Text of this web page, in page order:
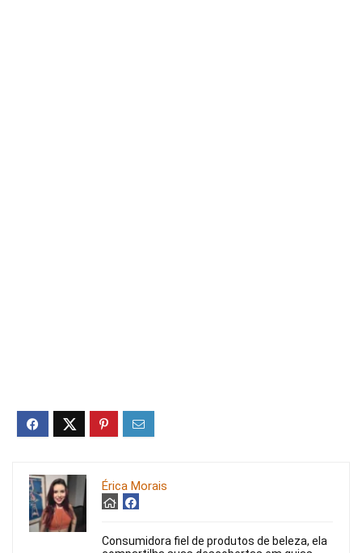
Érica Morais
Consumidora fiel de produtos de beleza, ela